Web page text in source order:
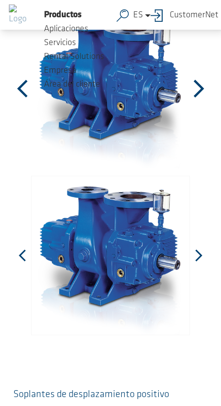
Saltar al contenido principal
Productos
Aplicaciones
Servicios
Rental Solutions
Empresa
Área del cliente
ES CustomerNet
Soplantes de desplazamiento positivo